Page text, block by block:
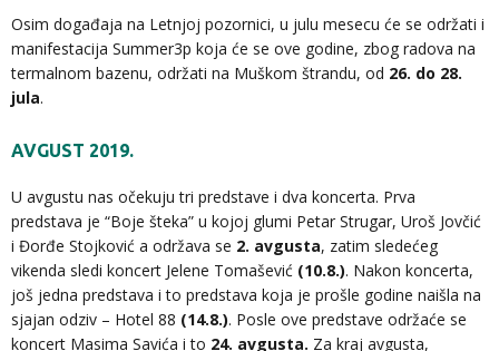
Osim događaja na Letnjoj pozornici, u julu mesecu će se održati i
manifestacija Summer3p koja će se ove godine, zbog radova na
termalnom bazenu, održati na Muškom štrandu, od 26. do 28.
jula.
AVGUST 2019.
U avgustu nas očekuju tri predstave i dva koncerta. Prva
predstava je “Boje šteka” u kojoj glumi Petar Strugar, Uroš Jovčić
i Đorđe Stojković a održava se 2. avgusta, zatim sledećeg
vikenda sledi koncert Jelene Tomašević (10.8.). Nakon koncerta,
još jedna predstava i to predstava koja je prošle godine naišla na
sjajan odziv – Hotel 88 (14.8.). Posle ove predstave održaće se
koncert Masima Savića i to 24. avgusta. Za kraj avgusta,